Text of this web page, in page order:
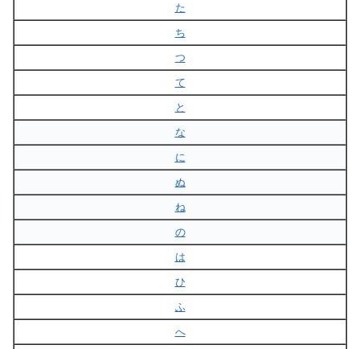
た
ち
つ
て
と
な
に
ぬ
ね
の
は
ひ
ふ
へ